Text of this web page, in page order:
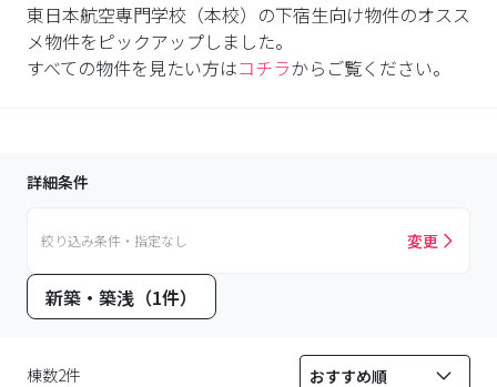
東日本航空専門学校（本校）の下宿生向け物件のオスス
メ物件をピックアップしました。
すべての物件を見たい方はコチラからご覧ください。
詳細条件
絞り込み条件・指定なし 変更
新築・築浅（1件）
棟数2件